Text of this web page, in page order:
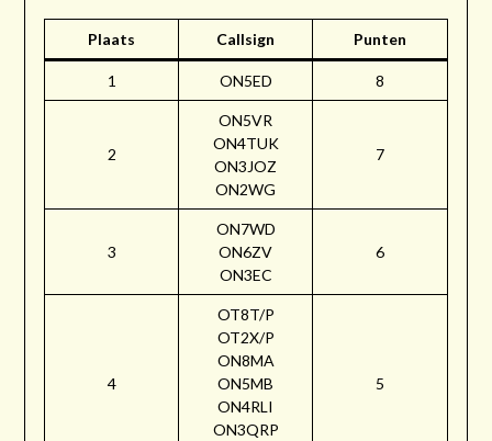
Plaats Callsign Punten
1 ON5ED 8
2
ON5VR
ON4TUK
ON3JOZ
ON2WG
7
3
ON7WD
ON6ZV
ON3EC
6
4
OT8T/P
OT2X/P
ON8MA
ON5MB
ON4RLI
ON3QRP
5